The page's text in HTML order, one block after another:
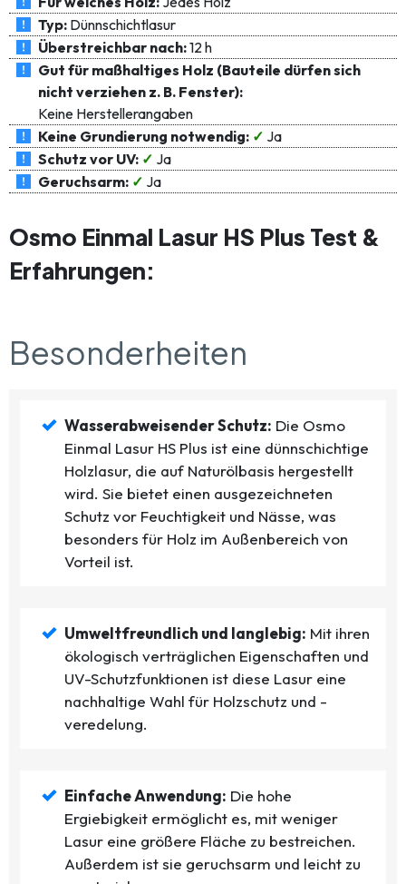
Typ: Dünnschichtlasur
Überstreichbar nach:12 h
Gut für maßhaltiges Holz (Bauteile dürfen sich
nicht verziehen z. B. Fenster):
Keine Herstellerangaben
Keine Grundierung notwendig: ✓ Ja
Schutz vor UV: ✓ Ja
Geruchsarm: ✓ Ja
Osmo Einmal Lasur HS Plus Test &
Erfahrungen:
Besonderheiten
Wasserabweisender Schutz: Die Osmo
Einmal Lasur HS Plus ist eine dünnschichtige
Holzlasur, die auf Naturölbasis hergestellt
wird. Sie bietet einen ausgezeichneten
Schutz vor Feuchtigkeit und Nässe, was
besonders für Holz im Außenbereich von
Vorteil ist.
Umweltfreundlich und langlebig: Mit ihren
ökologisch verträglichen Eigenschaften und
UV-Schutzfunktionen ist diese Lasur eine
nachhaltige Wahl für Holzschutz und -
veredelung.
Einfache Anwendung: Die hohe
Ergiebigkeit ermöglicht es, mit weniger
Lasur eine größere Fläche zu bestreichen.
Außerdem ist sie geruchsarm und leicht zu